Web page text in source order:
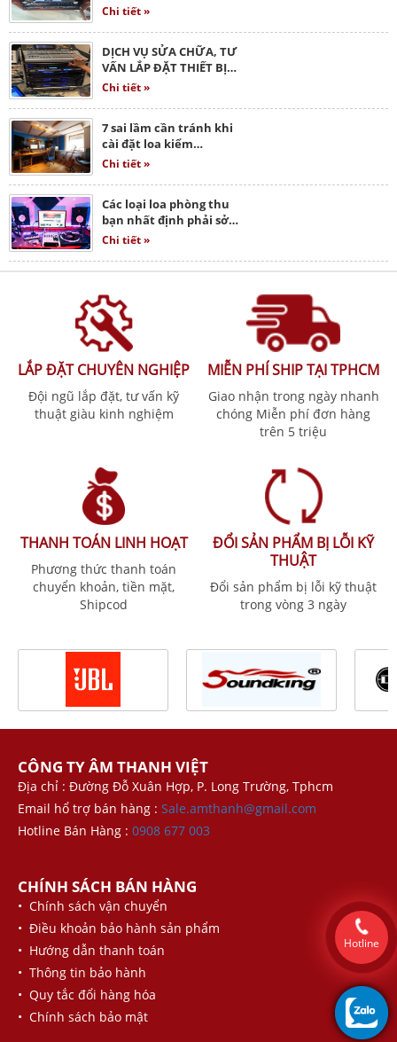
Chi tiết »
DỊCH VỤ SỬA CHỮA, TƯ
VẤN LẮP ĐẶT THIẾT BỊ…
Chi tiết »
7 sai lầm cần tránh khi
cài đặt loa kiểm…
Chi tiết »
Các loại loa phòng thu
bạn nhất định phải sở…
Chi tiết »
LẮP ĐẶT CHUYÊN NGHIỆP
Đội ngũ lắp đặt, tư vấn kỹ
thuật giàu kinh nghiệm
MIỄN PHÍ SHIP TẠI TPHCM
Giao nhận trong ngày nhanh
chóng Miễn phí đơn hàng
trên 5 triệu
THANH TOÁN LINH HOẠT
Phương thức thanh toán
chuyển khoản, tiền mặt,
Shipcod
ĐỔI SẢN PHẨM BỊ LỖI KỸ
THUẬT
Đổi sản phẩm bị lỗi kỹ thuật
trong vòng 3 ngày
CÔNG TY ÂM THANH VIỆT
Địa chỉ : Đường Đỗ Xuân Hợp, P. Long Trường, Tphcm
Email hổ trợ bán hàng : Sale.amthanh@gmail.com
Hotline Bán Hàng : 0908 677 003
CHÍNH SÁCH BÁN HÀNG
• Chính sách vận chuyển
• Điều khoản bảo hành sản phẩm
• Hướng dẫn thanh toán
• Thông tin bảo hành
• Quy tắc đổi hàng hóa
• Chính sách bảo mật
Hotline